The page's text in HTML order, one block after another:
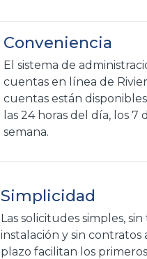
Conveniencia
El sistema de
cuentas en línea de
cuentas están
las 24 horas del día, los 7
semana.
Simplicidad
Las solicitudes simples,
instalación y sin contratos
plazo facilitan los